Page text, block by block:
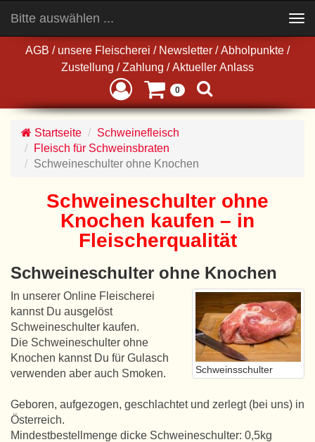
AGB / unsere Fleischerei / Newsletter / Abholpunkte /
Zustellung / Zahlung / Aktueller Anlass
0
Bitte auswählen ...
navigation
Startseite
Schweinefleisch
Fleisch für Schweinsbraten
Schweineschulter ohne Knochen
Schweineschulter ohne
Knochen kaufen – in
Fleischerqualität
Schweineschulter ohne Knochen
Schweinsschulter
In unserer Online Fleischerei
kannst Du ausgelöst
Schweineschulter kaufen.
Die Schweineschulter ohne
Knochen kannst Du für Gulasch
verwenden aber auch Smoken.
Geboren, aufgezogen, geschlachtet und zerlegt (bei uns) in
Österreich.
Mindestbestellmenge dicke Schweineschulter: 0,5kg